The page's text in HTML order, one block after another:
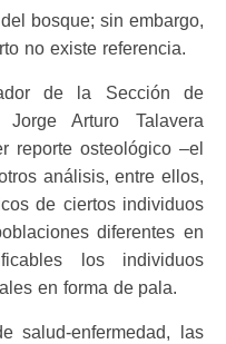
bosque; sin embargo,
no existe referencia.
de la Sección de
Arturo Talavera
reporte osteológico –el
análisis, entre ellos,
de ciertos individuos
diferentes en
los individuos
en forma de pala.
salud-enfermedad, las